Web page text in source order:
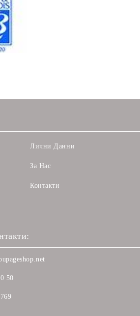
Лични Данни
За Нас
Контакти
50